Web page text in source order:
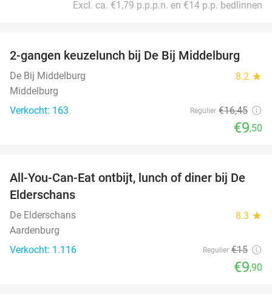
Excl. ca. €1,79 p.p.p.n. en €14 p.p. bedlinnen
42%
2-gangen keuzelunch bij De Bij Middelburg
De Bij Middelburg 8.2 star
Middelburg
Verkocht: 163
Regulier €16,45
€9,50
34%
All-You-Can-Eat ontbijt, lunch of diner bij De
Elderschans
De Elderschans 8.3 star
Aardenburg
Verkocht: 1.116
Regulier €15
€9,90